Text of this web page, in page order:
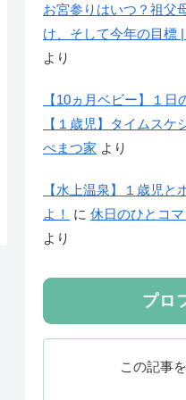
お宮参りはいつ？祖父
け、そして今年の目標
より
【10ヵ月ベビー】１
【１歳児】タイムス
ぺまつ家 より
【水上温泉】１歳児と
よ！
に 休日のひとコ
より
プロ
この記事